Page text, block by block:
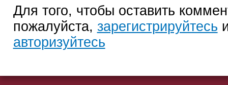
Для того, чтобы оставить
пожалуйста, зарегистрируйтесь
авторизуйтесь